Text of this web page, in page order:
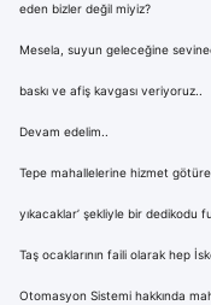
eden bizler değil miyiz?
Mesela, suyun geleceğine
baskı ve afiş kavgası veriyoruz..
Devam edelim..
Tepe mahallelerine hizmet
yıkacaklar’ şekliyle bir dedikodu
Taş ocaklarının faili olarak hep
Otomasyon Sistemi hakkında